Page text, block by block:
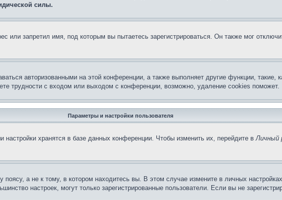
силы.
или запретил имя, под которым вы пытаетесь зарегистрироваться. Он также мог
авторизованными на этой конференции, а также выполняет другие функции, такие,
трудности с входом или выходом с конференции, возможно, удаление cookies поможет.
Параметры и настройки пользователя
хранятся в базе данных конференции. Чтобы изменить их, перейдите вЛичный
а не к тому, в котором находитесь вы. В этом случае измените в личных
настроек, могут только зарегистрированные пользователи. Если вы не